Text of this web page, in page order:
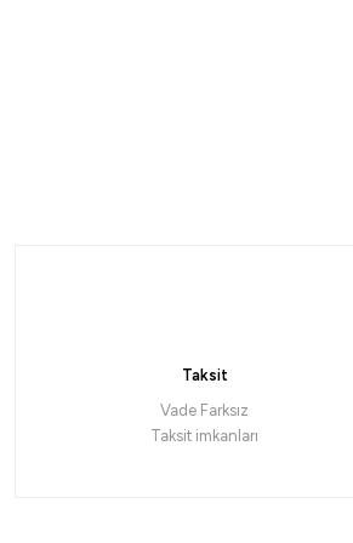
Taksit
Vade Farksız
Taksit imkanları